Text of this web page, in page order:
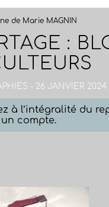
de Marie MAGNIN
:
- 26 JANVIER 2024
à l’intégralité du
compte.